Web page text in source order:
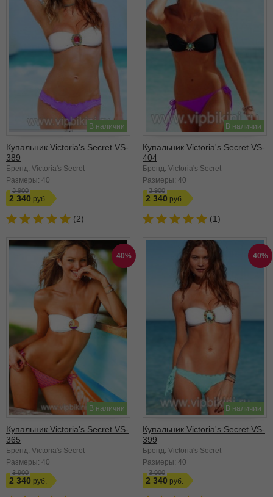
В наличии
Купальник Victoria's Secret VS-
389
Бренд: Victoria's Secret
Размеры: 40
3 900
2 340
(2)
В наличии
Купальник Victoria's Secret VS-
404
Бренд: Victoria's Secret
Размеры: 40
3 900
2 340
(1)
40%
В наличии
Купальник Victoria's Secret VS-
365
Бренд: Victoria's Secret
Размеры: 40
3 900
2 340
40%
В наличии
Купальник Victoria's Secret VS-
399
Бренд: Victoria's Secret
Размеры: 40
3 900
2 340